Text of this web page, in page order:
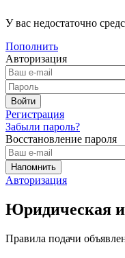
У вас недостаточно
Пополнить
Авторизация
Регистрация
Забыли пароль?
Восстановление пароля
Авторизация
Юридическая
Правила подачи